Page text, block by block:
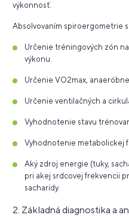
výkonnosť.
Absolvovaním spiroergometrie
Určenie tréningových zón
výkonu.
Určenie VO2max,
Určenie ventilačných a
Vyhodnotenie stavu
Vyhodnotenie metabolickej
Aký zdroj energie (tuky,
pri akej srdcovej frekvencii
sacharidy.
2. Základná diagnostika a